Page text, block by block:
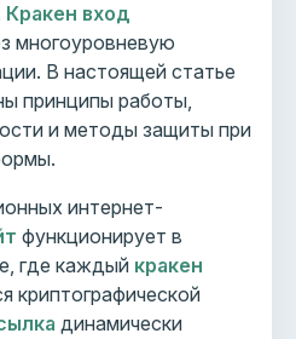
Кракен вход
многоуровневую
В настоящей статье
принципы работы,
и методы защиты при
интернет-
функционирует в
где каждый кракен
криптографической
динамически